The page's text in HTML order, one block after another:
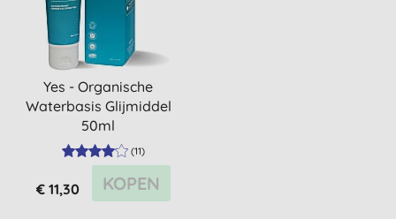
Yes - Organische
Waterbasis Glijmiddel
50ml
(11)
€ 11,30 KOPEN